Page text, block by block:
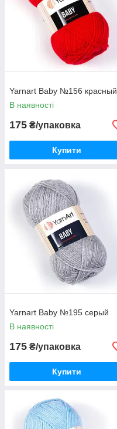
Yarnart Baby №156 красный
В наявності
175 ₴/упаковка
Купити
Yarnart Baby №195 серый
В наявності
175 ₴/упаковка
Купити